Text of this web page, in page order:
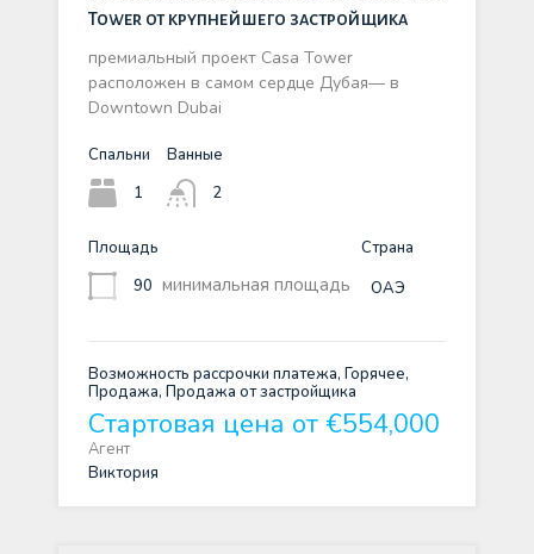
Tower от крупнейшего застройщика
премиальный проект Casa Tower
расположен в самом сердце Дубая— в
Downtown Dubai
Спальни
1
Ванные
2
Площадь
90 минимальная площадь
Страна
ОАЭ
Возможность рассрочки платежа, Горячее,
Продажа, Продажа от застройщика
Стартовая цена от €554,000
Агент
Виктория